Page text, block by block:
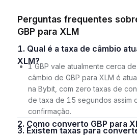
Perguntas frequentes
GBP para XLM
1. Qual é a taxa de câmbio atual de GBP para
XLM?
1 GBP vale atualmente cerca
câmbio de GBP para XLM é
na Bybit, com zero taxas de
de taxa de 15 segundos assim
confirmação.
2. Como converto GBP para
3. Existem taxas para converter GBP para